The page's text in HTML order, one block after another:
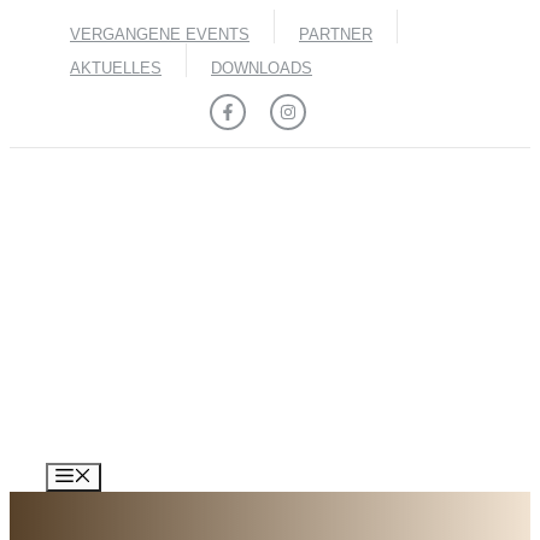
springen
VERGANGENE EVENTS
PARTNER
AKTUELLES
DOWNLOADS